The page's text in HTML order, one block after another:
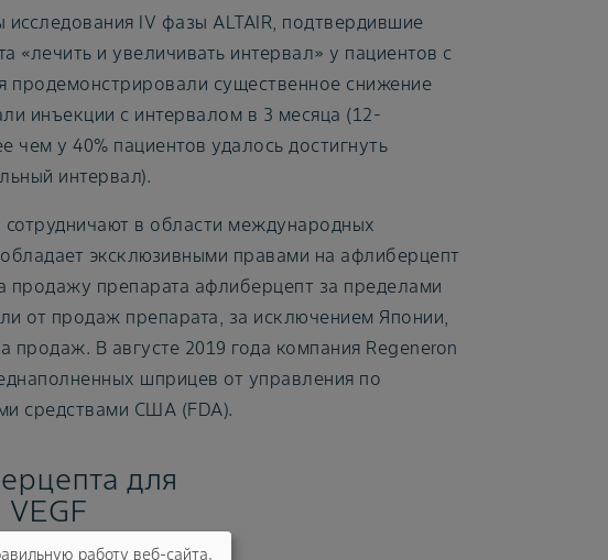
IV фазы ALTAIR, подтвердившие
и увеличивать интервал» у пациентов с
существенное снижение
инъекции с интервалом в 3 месяца (12-
чем у 40% пациентов удалось достигнуть
интервал).
в области международных
эксклюзивными правами на афлиберцепт
препарата афлиберцепт за пределами
от продаж препарата, за исключением Японии,
продаж. В августе 2019 года компания Regeneron
шприцев от управления по
средствами США (FDA).
для
работу веб-сайта,